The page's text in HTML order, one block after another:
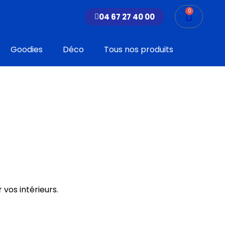
04 67 27 40 00
0
Panier
Goodies Déco Tous nos produits
vos intérieurs.